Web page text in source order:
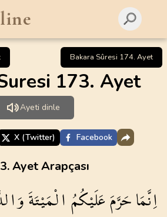
Bakara Sûresi 174. Ayet
173. Ayet
Ayeti dinle
X (Twitter) Facebook
Ayet Arapçası
اِنَّمَاحَرَّمَعَلَيْكُمُالْمَيْتَةَ